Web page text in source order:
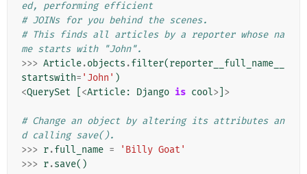
ed, performing efficient
# JOINs for you behind the scenes.
# This finds all articles by a reporter whose na
me starts with "John".
>>> Article.objects .filter(reporter__full_name__
startswith= 'John' )
<QuerySet <Article: Django is cool> >
# Change an object by altering its attributes an
d calling save().
>>> r.full_name =
'Billy Goat'
>>> r.save()